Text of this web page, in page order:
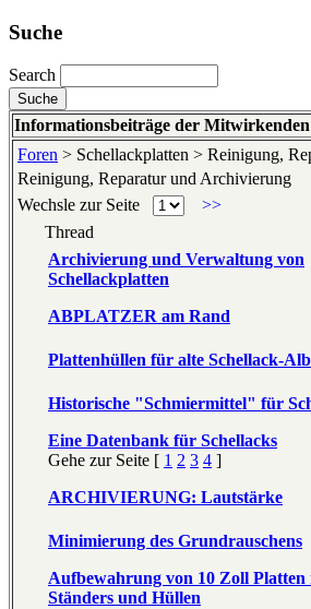
Suche
Search
Informationsbeiträge der Mitwirkenden
Foren > Schellackplatten > Reinigung,
Reinigung, Reparatur und Archivierung
Wechsle zur Seite
>>
Thread
Archivierung und Verwaltung von
Schellackplatten
ABPLATZER am Rand
Plattenhüllen für alte Schellack-
Historische "Schmiermittel" für
Eine Datenbank für Schellacks
Gehe zur Seite [ 1 2 3 4 ]
ARCHIVIERUNG: Lautstärke
Minimierung des Grundrauschens
Aufbewahrung von 10 Zoll Platten
Ständers und Hüllen